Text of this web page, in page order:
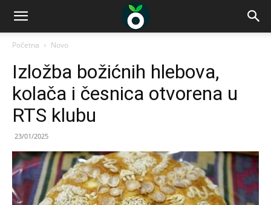
Početna Novo
Izložba božićnih hlebova,
kolača i česnica otvorena u
RTS klubu
23/01/2025